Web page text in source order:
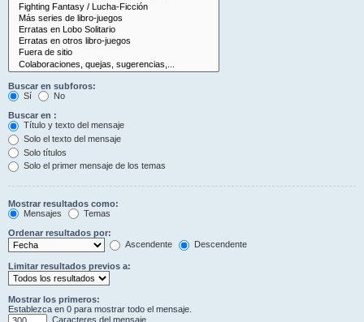
Buscar en subforos:
Sí
No
Buscar en :
Título y texto del mensaje
Solo el texto del mensaje
Solo títulos
Solo el primer mensaje de los temas
Mostrar resultados como:
Mensajes
Temas
Ordenar resultados por:
Ascendente
Descendente
Limitar resultados previos a:
Mostrar los primeros:
Establezca en 0 para mostrar todo el mensaje.
Caracteres del mensaje